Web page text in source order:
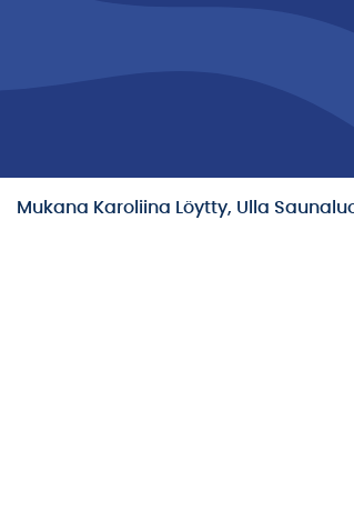
Mukana Karoliina Löytty, Ulla